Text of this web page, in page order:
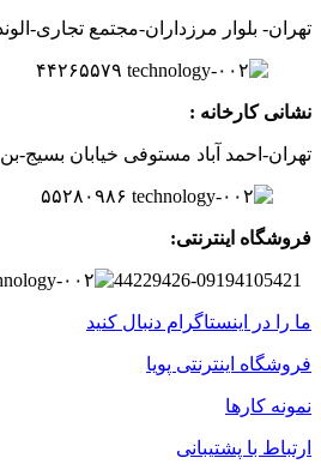
تهران- بلوار مرزداران-مجتمع تجاری-
۲۶۵۵۷۹
نشانی کارخانه :
تهران- احمد آباد مستوفی خیابان بسیج-
فروشگاه اینترنتی:
44229426-09194105421
ما را در اینستاگرام دنبال کنید
فروشگاه اینترنتی پویا
نمونه کارها
ارتباط با پشتیبانی